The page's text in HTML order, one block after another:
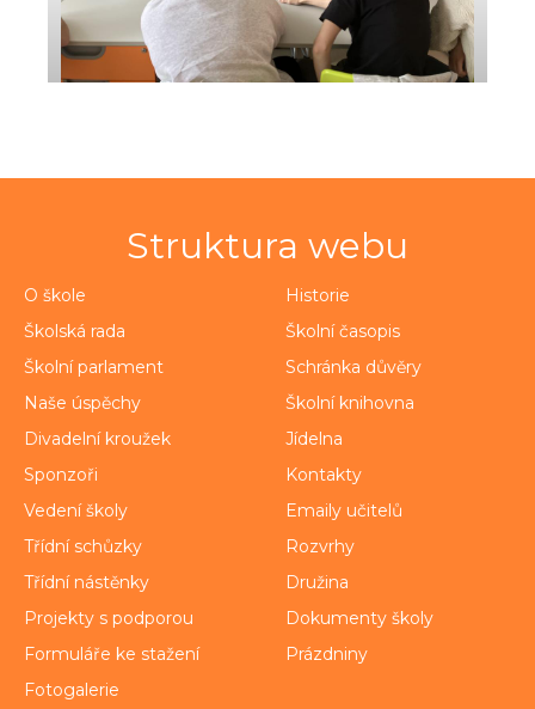
Struktura webu
O škole
Historie
Školská rada
Školní časopis
Školní parlament
Schránka důvěry
Naše úspěchy
Školní knihovna
Divadelní kroužek
Jídelna
Sponzoři
Kontakty
Vedení školy
Emaily učitelů
Třídní schůzky
Rozvrhy
Třídní nástěnky
Družina
Projekty s podporou
Dokumenty školy
Formuláře ke stažení
Prázdniny
Fotogalerie